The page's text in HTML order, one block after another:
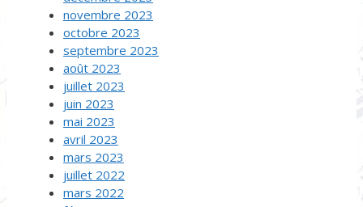
novembre 2023
octobre 2023
septembre 2023
août 2023
juillet 2023
juin 2023
mai 2023
avril 2023
mars 2023
juillet 2022
mars 2022